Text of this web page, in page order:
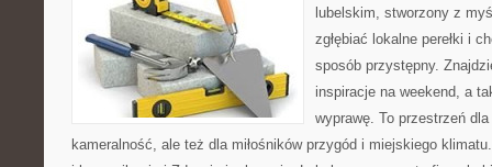
lubelskim, stworzony z
zgłębiać lokalne perełki i
sposób przystępny.
inspiracje na weekend, a
wyprawę. To przestrzeń
kameralność, ale też dla miłośników przygód i miejskiego